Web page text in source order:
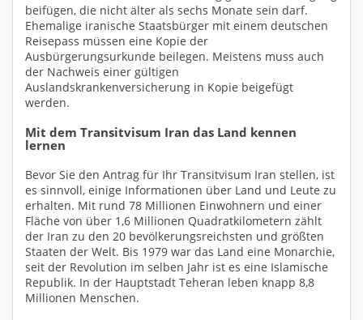
beifügen, die nicht älter als sechs Monate sein darf.
Ehemalige iranische Staatsbürger mit einem deutschen
Reisepass müssen eine Kopie der
Ausbürgerungsurkunde beilegen. Meistens muss auch
der Nachweis einer gültigen
Auslandskrankenversicherung in Kopie beigefügt
werden.
Mit dem Transitvisum Iran das Land kennen
lernen
Bevor Sie den Antrag für Ihr Transitvisum Iran stellen, ist
es sinnvoll, einige Informationen über Land und Leute zu
erhalten. Mit rund 78 Millionen Einwohnern und einer
Fläche von über 1,6 Millionen Quadratkilometern zählt
der Iran zu den 20 bevölkerungsreichsten und größten
Staaten der Welt. Bis 1979 war das Land eine Monarchie,
seit der Revolution im selben Jahr ist es eine Islamische
Republik. In der Hauptstadt Teheran leben knapp 8,8
Millionen Menschen.